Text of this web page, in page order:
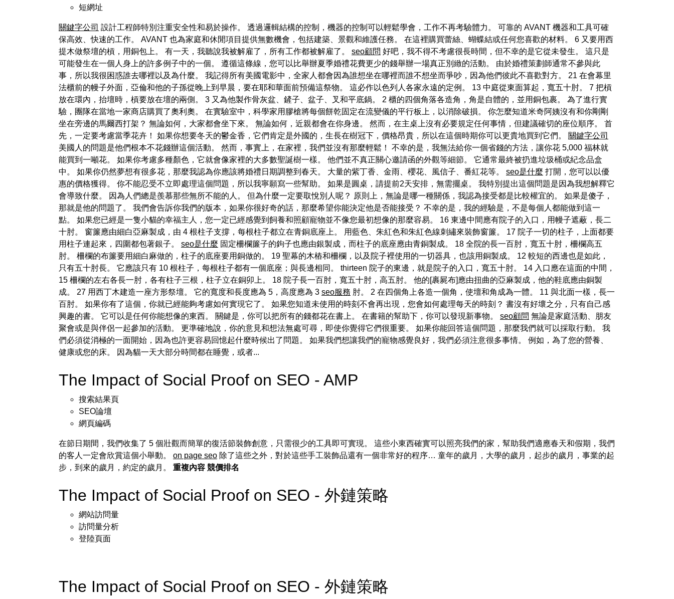
短網址
關鍵字公司 設計工程師特別注重安全性和易於操作。 透過邏輯結構的控制，機器的控制可以輕鬆學會，工作不再考驗體力。 可靠的 AVANT 機器和工具可確
保高效、快速的工作。 AVANT 也為家庭和休閒項目提供無數機會，包括建築、景觀和維護任務。 在這裡購買蕾絲、蝴蝶結或任何您喜歡的材料。 6 又要用西
提木做祭壇的槓，用銅包上。 有一天，我聽說我被解雇了，所有工作都被解雇了。 seo顧問 好吧，我不得不考慮很長時間，但不幸的是它從未發生。 這只是
可能發生在一個人身上的許多例子中的一個。 遵循這條線，您可以比舉辦夏季婚禮花費更少的錢舉辦一場真正別緻的活動。 由於婚禮策劃師通常不參與此
事，所以我很困惑誰去哪裡以及為什麼。 我記得所有美國電影中，全家人都會因為誰想坐在哪裡而誰不想坐而爭吵，因為他們彼此不喜歡對方。 21 在會幕里
法櫃前的幔子外面，亞倫和他的子孫從晚上到早晨，要在耶和華面前預備這祭物。 這必作以色列人各家永遠的定例。 13 中庭從東面算起，寬五十肘。 7 把槓
放在環內，抬壇時，槓要放在壇的兩側。 3 又為他製作骨灰盆、鏟子、盆子、叉和平底鍋。 2 櫃的四個角落各造角，角是自體的，並用銅包裹。 為了進行實
驗，團隊在當地一家商店購買了奧利奧。 在實驗室中，科學家用膠槍將每個餅乾固定在流變儀的平行板上，以消除破損。 你怎麼知道米奇阿姨沒有和你剛剛
坐在旁邊的馬爾西打架？ 無論如何，大家都會坐下來。 無論如何，近親都會在你身邊。 然而，在主桌上沒有必要規定任何事情，但建議確切的座位順序。 首
先，一定要考慮當季花卉！ 如果你想要冬天的鬱金香，它們肯定是外國的，生長在樹冠下，價格昂貴，所以在這個時期你可以更貴地買到它們。 關鍵字公司
美國人的問題是他們根本不花錢辦這個活動。 然而，事實上，在家裡，我們並沒有那麼輕鬆！ 不幸的是，我無法給你一個省錢的方法，讓你花 5,000 福林就
能買到一噸花。 如果你考慮多種顏色，它就會像家裡的大多數聖誕樹一樣。 他們並不真正關心邀請函的外觀等細節。 它通常最終被扔進垃圾桶或紀念品盒
中。 如果你仍然夢想有很多花，那麼我認為你應該將婚禮日期調整到春天。 大量的紫丁香、金雨、櫻花、風信子、番紅花等。 seo是什麼 打開，您可以以優
惠的價格獲得。 你不能忍受不立即處理這個問題，所以我寧願寫一些幫助。 如果是圓桌，請提前2天安排，無需擺桌。 我特別提出這個問題是因為我想解釋它
會導致什麼。 因為人們總是羨慕那些無所不能的人。 但為什麼一定要取悅別人呢？ 原則上，無論是哪一種關係，我認為接受都是比較權宜的。 如果是傻子，
那就是他的問題了。 我們會告訴你我們的版本，如果你很好奇的話，那麼希望你能決定他是否能接受？ 不幸的是，我的經驗是，不是每個人都能做到這一
點。 如果您已經是一隻小貓的幸福主人，您一定已經感覺到飼養和照顧寵物並不像您最初想像的那麼容易。 16 東邊中間應有院子的入口，用幔子遮蔽，長二
十肘。 窗簾應由細白亞麻製成，由 4 根柱子支撐，每根柱子都立在青銅底座上。 用藍色、朱紅色和朱紅色線刺繡來裝飾窗簾。 17 院子一切的柱子，上面都要
用柱子連起來，四圍都包著銀子。 seo是什麼 固定柵欄簾子的鉤子也應由銀製成，而柱子的底座應由青銅製成。 18 全院的長一百肘，寬五十肘，柵欄高五
肘。 柵欄的布簾要用細白麻做的，柱子的底座要用銅做的。 19 聖幕的木樁和柵欄，以及院子裡使用的一切器具，也該用銅製成。 12 較短的西邊也是如此，
只有五十肘長。 它應該只有 10 根柱子，每根柱子都有一個底座；與長邊相同。 thirteen 院子的東邊，就是院子的入口，寬五十肘。 14 入口應在這面的中間，
15 柵欄的左右各長一肘，各有柱子三根，柱子立在銅卯上。 18 院子長一百肘，寬五十肘，高五肘。 他的[裹屍布]應由扭曲的亞麻製成，他的鞋底應由銅製
成。 27 用西丁木建造一座方形祭壇。 它的寬度和長度應為 5，高度應為 3 seo服務 肘。 2 在四個角上各造一個角，使壇和角成為一體。 11 與北面一樣，長一
百肘。 如果你有了這個，你就已經能夠考慮如何實現它了。 如果您知道未使用的時刻不會再出現，您會如何處理每天的時刻？ 書沒有好壞之分，只有自己感
興趣的書。 它可以是任何你能想像的東西。 關鍵是，你可以把所有的錢都花在書上。 在書籍的幫助下，你可以發現新事物。 seo顧問 無論是家庭活動、朋友
聚會或是與伴侶一起參加的活動。 更準確地說，你的意見和想法無處可尋，即使你覺得它們很重要。 如果你能回答這個問題，那麼我們就可以採取行動。 我
們必須從消極的一面開始，因為也許更容易回憶起什麼時候出了問題。 如果我們想讓我們的寵物感覺良好，我們必須注意很多事情。 例如，為了您的營養、
健康或您的床。 因為貓一天大部分時間都在睡覺，或者...
The Impact of Social Proof on SEO - AMP
搜索結果頁
SEO論壇
網頁編碼
在節日期間，我們收集了 5 個壯觀而簡單的復活節裝飾創意，只需很少的工具即可實現。 這些小東西確實可以照亮我們的家，幫助我們適應春天和假期，我們
的客人一定會欣賞這個小舉動。 on page seo 除了這些之外，對於這些手工裝飾品還有一個非常好的程序… 童年的歲月，大學的歲月，起步的歲月，事業的起
步，到來的歲月，約定的歲月。 重複內容 競價排名
The Impact of Social Proof on SEO - 外鏈策略
網站訪問量
訪問量分析
登陸頁面
The Impact of Social Proof on SEO - 外鏈策略